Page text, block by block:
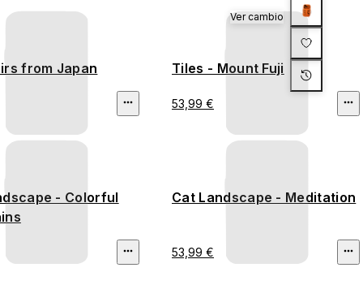
from Japan Tiles - Mount Fuji
53,99 €
- Colorful
Cat Landscape - Meditation
53,99 €
Ver cambio